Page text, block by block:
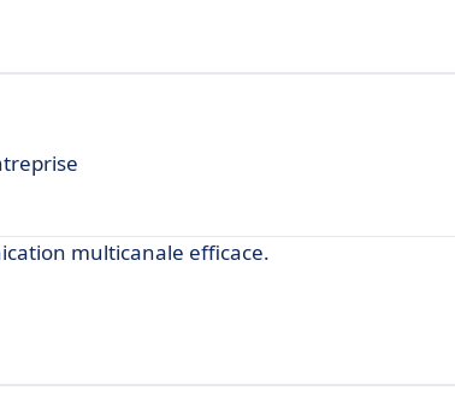
multicanale efficace.